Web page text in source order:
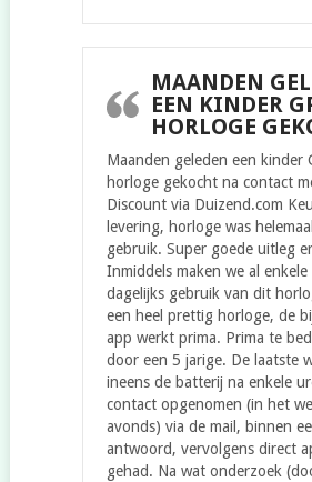
MAANDEN
EEN KINDER
HORLOGE
Maanden geleden een kinder
horloge gekocht na contact
Discount via Duizend.com
levering, horloge was
gebruik. Super goede uitleg
Inmiddels maken we al enkele
dagelijks gebruik van dit
een heel prettig horloge, de
app werkt prima. Prima te
door een 5 jarige. De laatste
ineens de batterij na enkele
contact opgenomen (in het
avonds) via de mail, binnen
antwoord, vervolgens direct
gehad. Na wat onderzoek